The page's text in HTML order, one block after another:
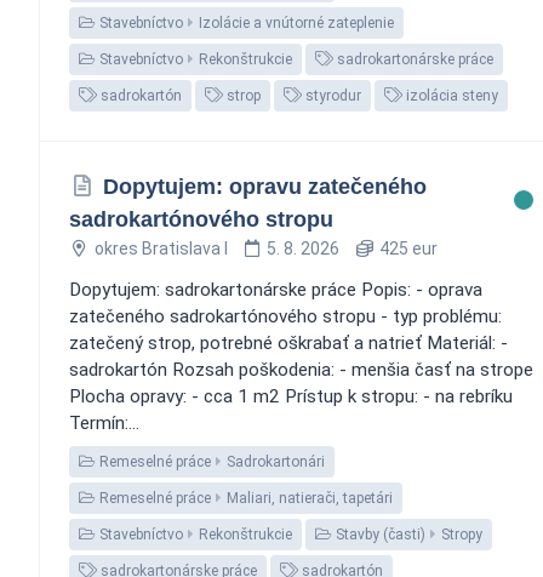
Stavebníctvo Izolácie a vnútorné zateplenie
Stavebníctvo Rekonštrukcie sadrokartonárske práce
sadrokartón strop styrodur izolácia steny
Dopytujem: opravu zatečeného
sadrokartónového stropu
okres Bratislava I 5. 8. 2026 425 eur
Dopytujem: sadrokartonárske práce Popis: - oprava
zatečeného sadrokartónového stropu - typ problému:
zatečený strop, potrebné oškrabať a natrieť Materiál: -
sadrokartón Rozsah poškodenia: - menšia časť na strope
Plocha opravy: - cca 1 m2 Prístup k stropu: - na rebríku
Termín:...
Remeselné práce Sadrokartonári
Remeselné práce Maliari, natierači, tapetári
Stavebníctvo Rekonštrukcie Stavby (časti) Stropy
sadrokartonárske práce sadrokartón